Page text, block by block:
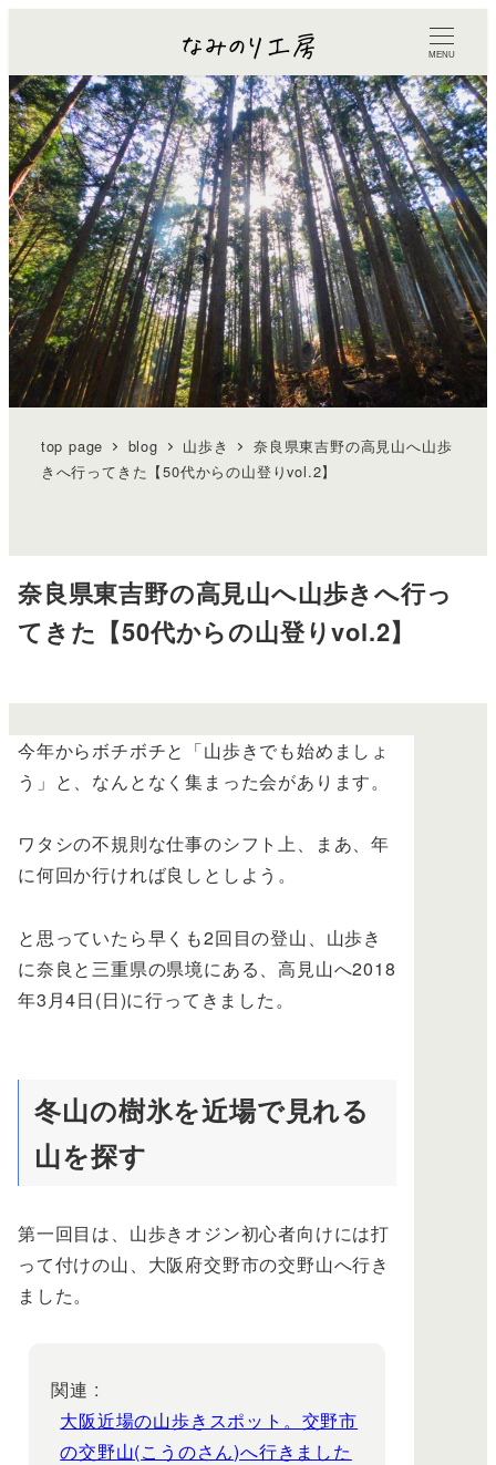
MENU
top page blog 山歩き
奈良県東吉野の高見山へ山歩
きへ行ってきた【50代からの山登りvol.2】
奈良県東吉野の高見山へ山歩きへ行っ
てきた【50代からの山登りvol.2】
今年からボチボチと「山歩きでも始めましょ
う」と、なんとなく集まった会があります。
ワタシの不規則な仕事のシフト上、まあ、年
に何回か行ければ良しとしよう。
と思っていたら早くも2回目の登山、山歩き
に奈良と三重県の県境にある、高見山へ2018
年3月4日(日)に行ってきました。
冬山の樹氷を近場で見れる
山を探す
第一回目は、山歩きオジン初心者向けには打
って付けの山、大阪府交野市の交野山へ行き
ました。
関連 :
大阪近場の山歩きスポット。交野市
の交野山(こうのさん)へ行きました